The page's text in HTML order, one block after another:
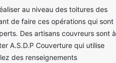
au niveau des toitures des
de faire ces opérations qui sont
Des artisans couvreurs sont à
A.S.D.P Couverture qui utilise
des renseignements